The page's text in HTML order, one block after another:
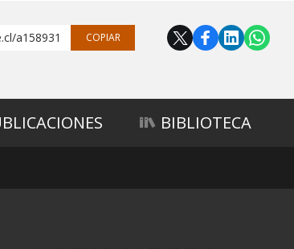
a158931 COPIAR
BIBLIOTECA